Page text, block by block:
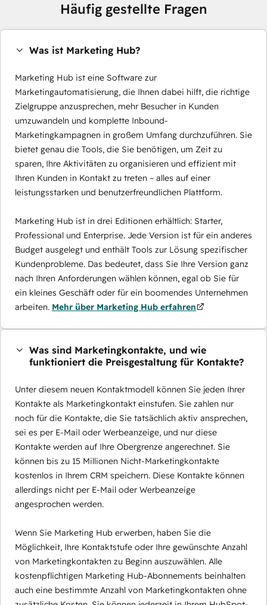
Häufig gestellte Fragen
Was ist Marketing Hub?
Marketing Hub ist eine Software zur
Marketingautomatisierung, die Ihnen dabei hilft, die richtige
Zielgruppe anzusprechen, mehr Besucher in Kunden
umzuwandeln und komplette Inbound-
Marketingkampagnen in großem Umfang durchzuführen. Sie
bietet genau die Tools, die Sie benötigen, um Zeit zu
sparen, Ihre Aktivitäten zu organisieren und effizient mit
Ihren Kunden in Kontakt zu treten – alles auf einer
leistungsstarken und benutzerfreundlichen Plattform.
Marketing Hub ist in drei Editionen erhältlich: Starter,
Professional und Enterprise. Jede Version ist für ein anderes
Budget ausgelegt und enthält Tools zur Lösung spezifischer
Kundenprobleme. Das bedeutet, dass Sie Ihre Version ganz
nach Ihren Anforderungen wählen können, egal ob Sie für
ein kleines Geschäft oder für ein boomendes Unternehmen
arbeiten. Mehr über Marketing Hub erfahren
Was sind Marketingkontakte, und wie
funktioniert die Preisgestaltung für Kontakte?
Unter diesem neuen Kontaktmodell können Sie jeden Ihrer
Kontakte als Marketingkontakt einstufen. Sie zahlen nur
noch für die Kontakte, die Sie tatsächlich aktiv ansprechen,
sei es per E-Mail oder Werbeanzeige, und nur diese
Kontakte werden auf Ihre Obergrenze angerechnet. Sie
können bis zu 15 Millionen Nicht-Marketingkontakte
kostenlos in Ihrem CRM speichern. Diese Kontakte können
allerdings nicht per E-Mail oder Werbeanzeige
angesprochen werden.
Wenn Sie Marketing Hub erwerben, haben Sie die
Möglichkeit, Ihre Kontaktstufe oder Ihre gewünschte Anzahl
von Marketingkontakten zu Beginn auszuwählen. Alle
kostenpflichtigen Marketing Hub-Abonnements beinhalten
auch eine bestimmte Anzahl von Marketingkontakten ohne